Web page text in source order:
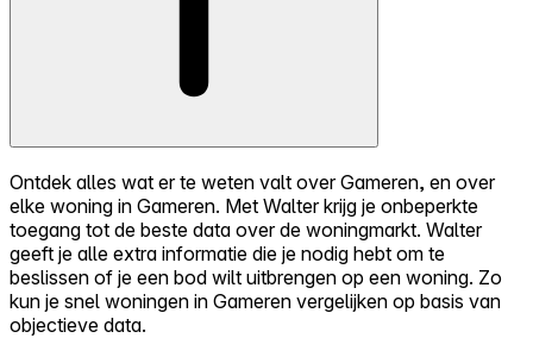
Ontdek alles wat er te weten valt over Gameren, en over
elke woning in Gameren. Met Walter krijg je onbeperkte
toegang tot de beste data over de woningmarkt. Walter
geeft je alle extra informatie die je nodig hebt om te
beslissen of je een bod wilt uitbrengen op een woning. Zo
kun je snel woningen in Gameren vergelijken op basis van
objectieve data.